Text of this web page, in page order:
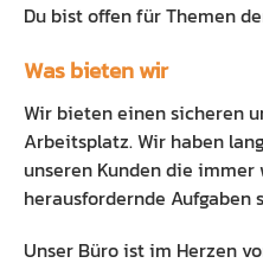
Du bist offen für Themen
Was bieten wir
Wir bieten einen sicheren
Arbeitsplatz. Wir haben
unseren Kunden die
herausfordernde Aufgaben
Unser Büro ist im Herzen